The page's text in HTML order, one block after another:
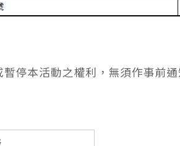
停本活動之權利，無須作事前